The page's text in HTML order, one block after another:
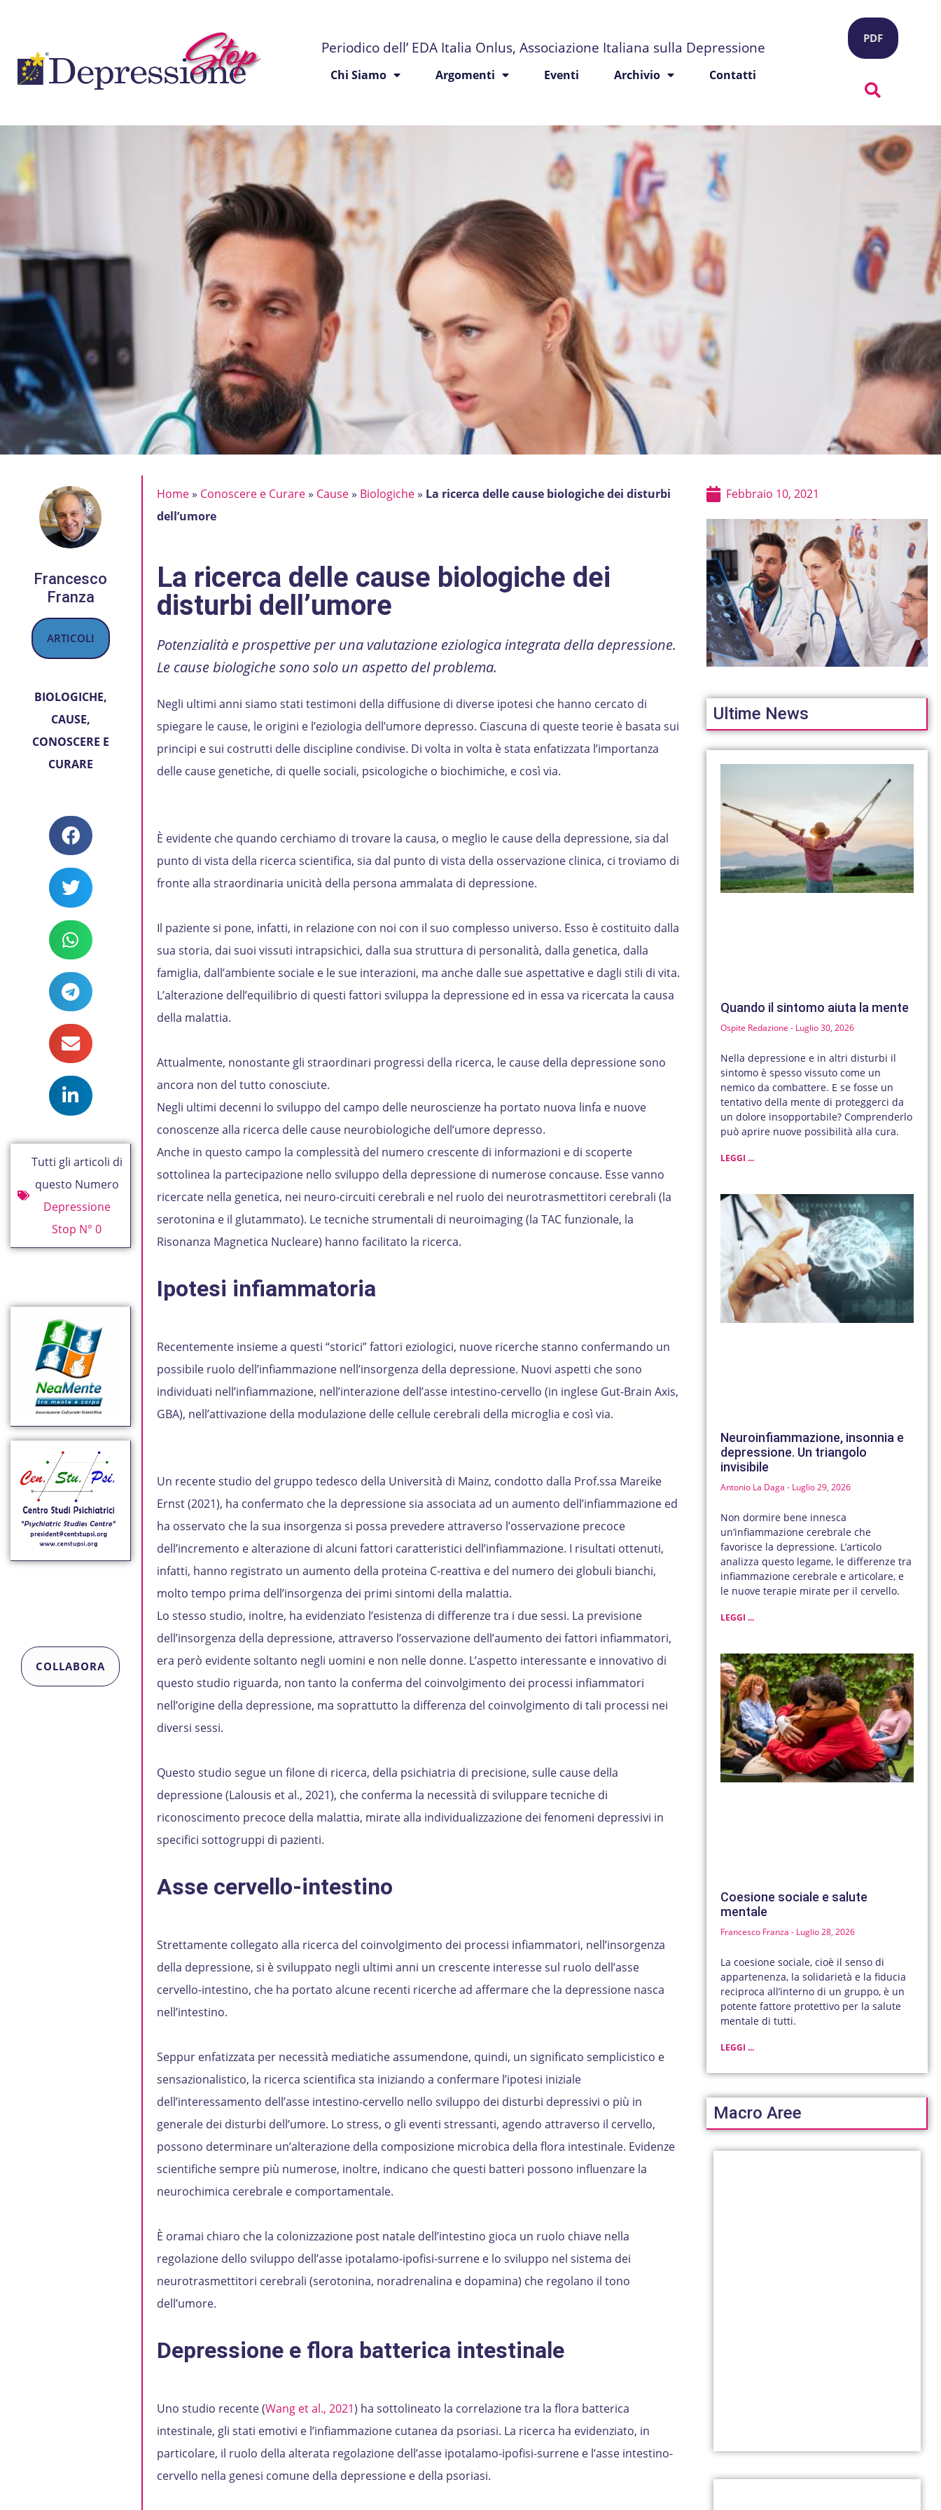
Periodico dell’ EDA Italia Onlus, Associazione Italiana sulla Depressione
Chi Siamo Argomenti Eventi Archivio Contatti
PDF
Francesco
Franza
ARTICOLI
BIOLOGICHE,
CAUSE,
CONOSCERE E
CURARE
Tutti gli articoli di
questo Numero
Depressione
Stop N° 0
COLLABORA
Home» Conoscere e Curare» Cause» Biologiche» La ricerca delle cause biologiche dei disturbi
dell’umore
La ricerca delle cause biologiche dei
disturbi dell’umore
Potenzialità e prospettive per una valutazione eziologica integrata della depressione.
Le cause biologiche sono solo un aspetto del problema.
Negli ultimi anni siamo stati testimoni della diffusione di diverse ipotesi che hanno cercato di
spiegare le cause, le origini e l’eziologia dell’umore depresso. Ciascuna di queste teorie è basata sui
principi e sui costrutti delle discipline condivise. Di volta in volta è stata enfatizzata l’importanza
delle cause genetiche, di quelle sociali, psicologiche o biochimiche, e così via.
È evidente che quando cerchiamo di trovare la causa, o meglio le cause della depressione, sia dal
punto di vista della ricerca scientifica, sia dal punto di vista della osservazione clinica, ci troviamo di
fronte alla straordinaria unicità della persona ammalata di depressione.
Il paziente si pone, infatti, in relazione con noi con il suo complesso universo. Esso è costituito dalla
sua storia, dai suoi vissuti intrapsichici, dalla sua struttura di personalità, dalla genetica, dalla
famiglia, dall’ambiente sociale e le sue interazioni, ma anche dalle sue aspettative e dagli stili di vita.
L’alterazione dell’equilibrio di questi fattori sviluppa la depressione ed in essa va ricercata la causa
della malattia.
Attualmente, nonostante gli straordinari progressi della ricerca, le cause della depressione sono
ancora non del tutto conosciute.
Negli ultimi decenni lo sviluppo del campo delle neuroscienze ha portato nuova linfa e nuove
conoscenze alla ricerca delle cause neurobiologiche dell’umore depresso.
Anche in questo campo la complessità del numero crescente di informazioni e di scoperte
sottolinea la partecipazione nello sviluppo della depressione di numerose concause. Esse vanno
ricercate nella genetica, nei neuro-circuiti cerebrali e nel ruolo dei neurotrasmettitori cerebrali (la
serotonina e il glutammato). Le tecniche strumentali di neuroimaging (la TAC funzionale, la
Risonanza Magnetica Nucleare) hanno facilitato la ricerca.
Ipotesi infiammatoria
Recentemente insieme a questi “storici” fattori eziologici, nuove ricerche stanno confermando un
possibile ruolo dell’infiammazione nell’insorgenza della depressione. Nuovi aspetti che sono
individuati nell’infiammazione, nell’interazione dell’asse intestino-cervello (in inglese Gut-Brain Axis,
GBA), nell’attivazione della modulazione delle cellule cerebrali della microglia e così via.
Un recente studio del gruppo tedesco della Università di Mainz, condotto dalla Prof.ssa Mareike
Ernst (2021), ha confermato che la depressione sia associata ad un aumento dell’infiammazione ed
ha osservato che la sua insorgenza si possa prevedere attraverso l’osservazione precoce
dell’incremento e alterazione di alcuni fattori caratteristici dell’infiammazione. I risultati ottenuti,
infatti, hanno registrato un aumento della proteina C-reattiva e del numero dei globuli bianchi,
molto tempo prima dell’insorgenza dei primi sintomi della malattia.
Lo stesso studio, inoltre, ha evidenziato l’esistenza di differenze tra i due sessi. La previsione
dell’insorgenza della depressione, attraverso l’osservazione dell’aumento dei fattori infiammatori,
era però evidente soltanto negli uomini e non nelle donne. L’aspetto interessante e innovativo di
questo studio riguarda, non tanto la conferma del coinvolgimento dei processi infiammatori
nell’origine della depressione, ma soprattutto la differenza del coinvolgimento di tali processi nei
diversi sessi.
Questo studio segue un filone di ricerca, della psichiatria di precisione, sulle cause della
depressione (Lalousis et al., 2021), che conferma la necessità di sviluppare tecniche di
riconoscimento precoce della malattia, mirate alla individualizzazione dei fenomeni depressivi in
specifici sottogruppi di pazienti.
Asse cervello-intestino
Strettamente collegato alla ricerca del coinvolgimento dei processi infiammatori, nell’insorgenza
della depressione, si è sviluppato negli ultimi anni un crescente interesse sul ruolo dell’asse
cervello-intestino, che ha portato alcune recenti ricerche ad affermare che la depressione nasca
nell’intestino.
Seppur enfatizzata per necessità mediatiche assumendone, quindi, un significato semplicistico e
sensazionalistico, la ricerca scientifica sta iniziando a confermare l’ipotesi iniziale
dell’interessamento dell’asse intestino-cervello nello sviluppo dei disturbi depressivi o più in
generale dei disturbi dell’umore. Lo stress, o gli eventi stressanti, agendo attraverso il cervello,
possono determinare un’alterazione della composizione microbica della flora intestinale. Evidenze
scientifiche sempre più numerose, inoltre, indicano che questi batteri possono influenzare la
neurochimica cerebrale e comportamentale.
È oramai chiaro che la colonizzazione post natale dell’intestino gioca un ruolo chiave nella
regolazione dello sviluppo dell’asse ipotalamo-ipofisi-surrene e lo sviluppo nel sistema dei
neurotrasmettitori cerebrali (serotonina, noradrenalina e dopamina) che regolano il tono
dell’umore.
Depressione e flora batterica intestinale
Uno studio recente (Wang et al., 2021) ha sottolineato la correlazione tra la flora batterica
intestinale, gli stati emotivi e l’infiammazione cutanea da psoriasi. La ricerca ha evidenziato, in
particolare, il ruolo della alterata regolazione dell’asse ipotalamo-ipofisi-surrene e l’asse intestino-
cervello nella genesi comune della depressione e della psoriasi.
Febbraio 10, 2021
Ultime News
Quando il sintomo aiuta la mente
Ospite Redazione Luglio 30, 2026
Nella depressione e in altri disturbi il
sintomo è spesso vissuto come un
nemico da combattere. E se fosse un
tentativo della mente di proteggerci da
un dolore insopportabile? Comprenderlo
può aprire nuove possibilità alla cura.
LEGGI ...
Neuroinfiammazione, insonnia e
depressione. Un triangolo
invisibile
Antonio La Daga Luglio 29, 2026
Non dormire bene innesca
un’infiammazione cerebrale che
favorisce la depressione. L’articolo
analizza questo legame, le differenze tra
infiammazione cerebrale e articolare, e
le nuove terapie mirate per il cervello.
LEGGI ...
Coesione sociale e salute
mentale
Francesco Franza Luglio 28, 2026
La coesione sociale, cioè il senso di
appartenenza, la solidarietà e la fiducia
reciproca all’interno di un gruppo, è un
potente fattore protettivo per la salute
mentale di tutti.
LEGGI ...
Macro Aree